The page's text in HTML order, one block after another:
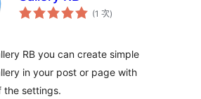
(1 次評
分)
RB you can create simple
in your post or page with
the settings.